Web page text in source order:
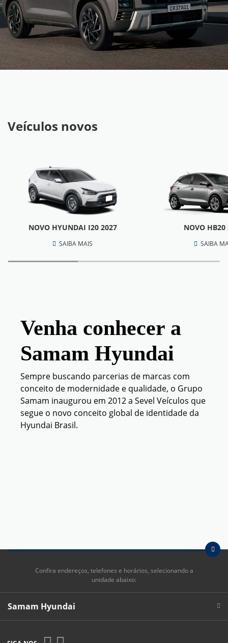
Veículos novos
NOVO HYUNDAI I20 2027
SAIBA MAIS
NOVO HB20
SAIBA
Venha conhecer a
Samam Hyundai
Sempre buscando parcerias de marcas com
conceito de modernidade e qualidade, o Grupo
Samam inaugurou em 2012 a Sevel Veículos que
segue o novo conceito global de identidade da
Hyundai Brasil.
Confira endereços, telefones e horários, selecionando a
unidade abaixo:
Samam Hyundai